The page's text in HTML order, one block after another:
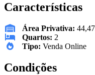
Características
Área Privativa:
Quartos: 2
Tipo: Venda Online
Condições